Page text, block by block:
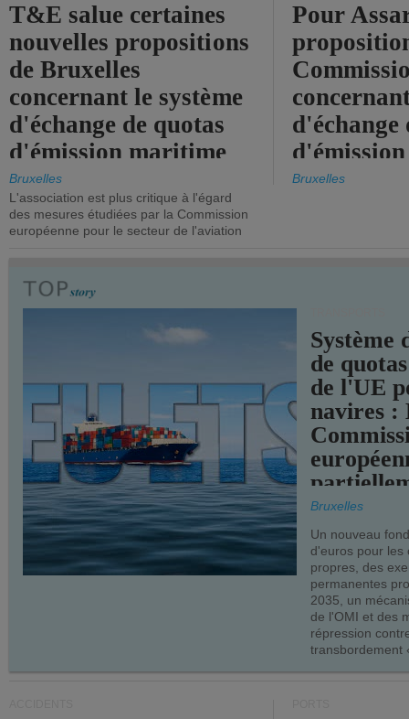
T&E salue certaines
nouvelles propositions
de Bruxelles
concernant le système
d'échange de quotas
d'émission maritime
de l'UE.
Bruxelles
L'association est plus critique à l'égard
des mesures étudiées par la Commission
européenne pour le secteur de l'aviation
Pour
d'échange
timide,
Bruxelles
Système
de
de l'UE
navires :
Bruxelles
Un nouveau
d'euros pour les
propres, des
permanentes
2035, un
de l'OMI et des
répression
transbordement